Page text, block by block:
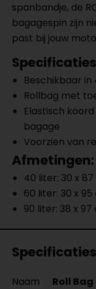
spanbandje, de
bagagespin zijn
past bij jouw
Beschikbaar
Rollbag met
Elastisch
bagage
Voorzien van
Afmetingen:
40 liter: 30 x
60 liter: 30 x 95
90 liter: 38 x 97
Specificaties
Naam
Roll Bag